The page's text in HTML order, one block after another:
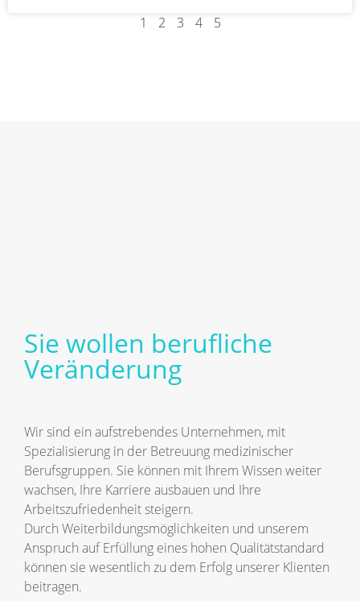
1 2 3 4 5
Sie wollen berufliche
Veränderung
Wir sind ein aufstrebendes Unternehmen, mit
Spezialisierung in der Betreuung medizinischer
Berufsgruppen. Sie können mit Ihrem Wissen weiter
wachsen, Ihre Karriere ausbauen und Ihre
Arbeitszufriedenheit steigern.
Durch Weiterbildungsmöglichkeiten und unserem
Anspruch auf Erfüllung eines hohen Qualitätstandard
können sie wesentlich zu dem Erfolg unserer Klienten
beitragen.